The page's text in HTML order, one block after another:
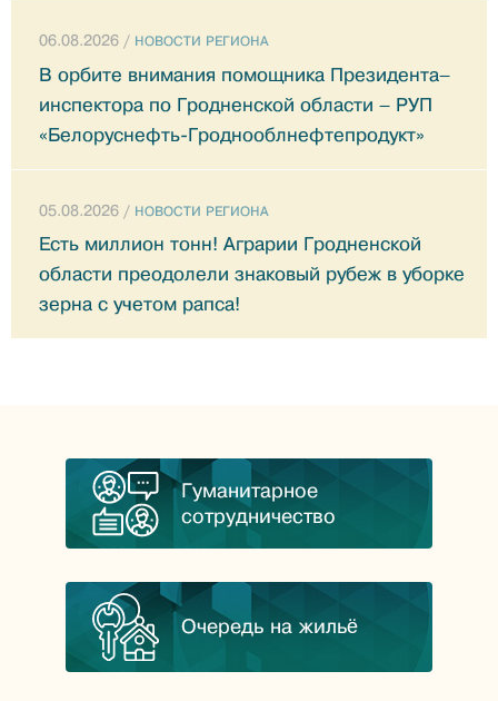
06.08.2026 / НОВОСТИ РЕГИОНА
В орбите внимания помощника Президента–
инспектора по Гродненской области – РУП
«Белоруснефть-Гроднооблнефтепродукт»
05.08.2026 / НОВОСТИ РЕГИОНА
Есть миллион тонн! Аграрии Гродненской
области преодолели знаковый рубеж в уборке
зерна с учетом рапса!
Гуманитарное
сотрудничество
Очередь на жильё